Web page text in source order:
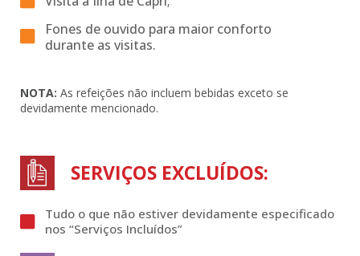
Fones de ouvido para maior conforto
durante as visitas.
NOTA: As refeições não incluem bebidas exceto se
devidamente mencionado.
SERVIÇOS EXCLUÍDOS:
Tudo o que não estiver devidamente especificado
nos “Serviços Incluídos”